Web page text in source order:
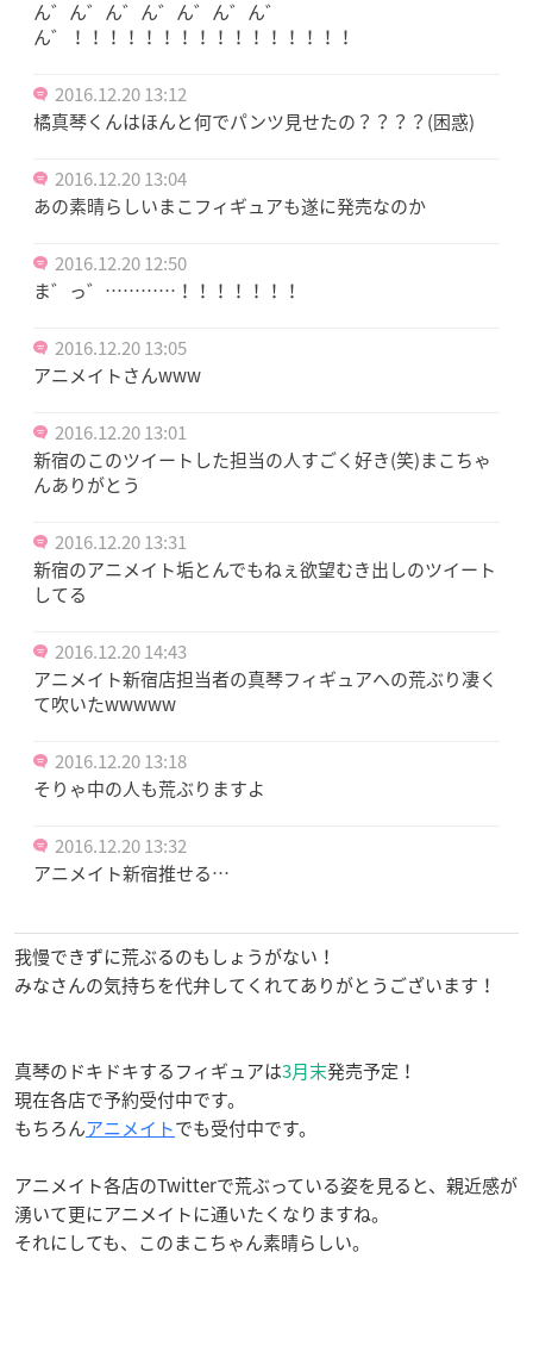
ん゛ん゛ん゛ん゛ん゛ん゛ん゛
ん゛！！！！！！！！！！！！！！！！
2016.12.20 13:12
橘真琴くんはほんと何でパンツ見せたの？？？？(困惑)
2016.12.20 13:04
あの素晴らしいまこフィギュアも遂に発売なのか
2016.12.20 12:50
ま゛っ゛…………！！！！！！！
2016.12.20 13:05
アニメイトさんwww
2016.12.20 13:01
新宿のこのツイートした担当の人すごく好き(笑)まこちゃ
んありがとう
2016.12.20 13:31
新宿のアニメイト垢とんでもねぇ欲望むき出しのツイート
してる
2016.12.20 14:43
アニメイト新宿店担当者の真琴フィギュアへの荒ぶり凄く
て吹いたwwwww
2016.12.20 13:18
そりゃ中の人も荒ぶりますよ
2016.12.20 13:32
アニメイト新宿推せる…
我慢できずに荒ぶるのもしょうがない！
みなさんの気持ちを代弁してくれてありがとうございます！
真琴のドキドキするフィギュアは3月末発売予定！
現在各店で予約受付中です。
もちろんアニメイトでも受付中です。
アニメイト各店のTwitterで荒ぶっている姿を見ると、親近感が
湧いて更にアニメイトに通いたくなりますね。
それにしても、このまこちゃん素晴らしい。